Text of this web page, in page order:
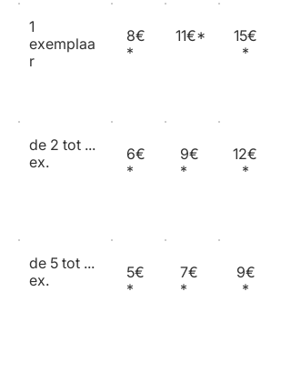
1
exemplaa
r
8€
*
11€*
15€
*
de 2 tot ...
ex.
6€
*
9€
*
12€
*
de 5 tot ...
ex.
5€
*
7€
*
9€
*